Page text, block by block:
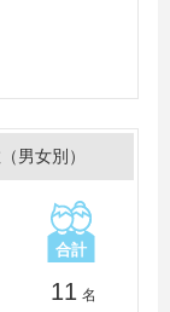
男女別）
11 名